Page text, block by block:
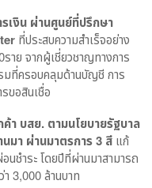
เงิน ผ่านศูนย์ที่ปรึกษา
ที่ประสบความสำเร็จอย่าง
าย จากผู้เชี่ยวชาญทางการ
มที่ครอบคลุมด้านบัญชี การ
ขอสินเชื่อ
ค้า บสย. ตามนโยบายรัฐบาล
มา ผ่านมาตรการ 3 สี แก้
นชำระ โดยปีที่ผ่านมาสามารถ
3,000 ล้านบาท